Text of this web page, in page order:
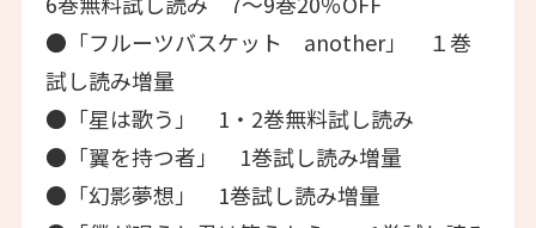
●「フルーツバスケット another」 １巻
試し読み増量
●「星は歌う」 1・2巻無料試し読み
●「翼を持つ者」 1巻試し読み増量
●「幻影夢想」 1巻試し読み増量